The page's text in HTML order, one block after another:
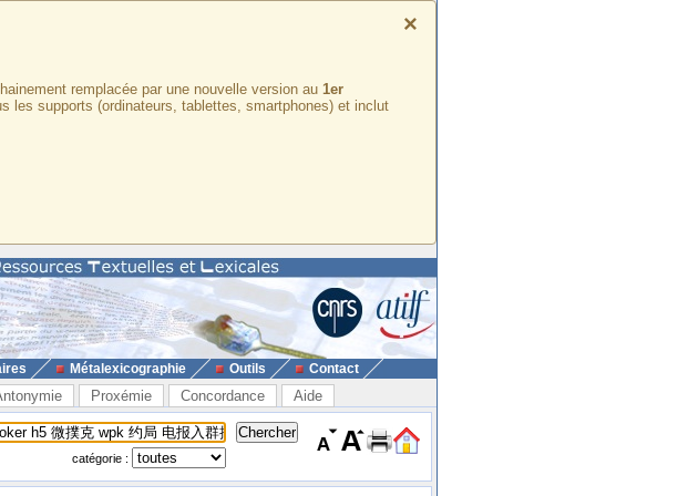
×
remplacée par une nouvelle version au 1er
les supports (ordinateurs, tablettes, smartphones) et inclut
Métalexicographie Outils Contact
Proxémie Concordance Aide
catégorie :